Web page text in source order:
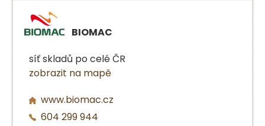
BIOMAC
síť skladů po celé ČR
zobrazit na mapě
www.biomac.cz
604 299 944